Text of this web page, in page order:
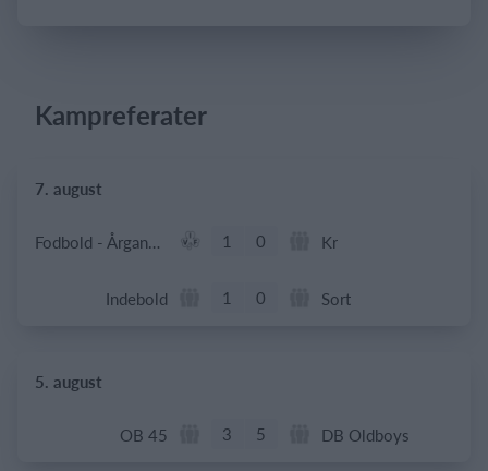
Kampreferater
7. august
Fodbold - Årgang 2014 1 0 Kr
Indebold 1 0 Sort
5. august
OB 45 3 5 DB Oldboys